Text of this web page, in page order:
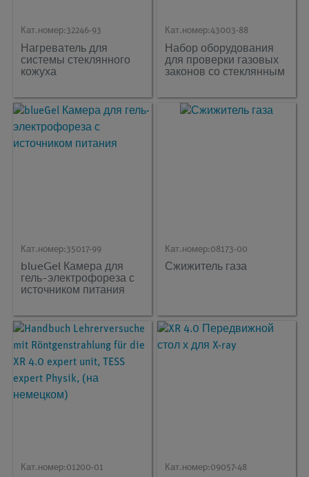
Кат.номер:32246-93
Нагреватель для
системы стеклянного
кожуха
Кат.номер:43003-88
Набор оборудования
для проверки газовых
законов со стеклянным
Кат.номер:35017-99
blueGel Камера для
гель-электрофореза с
источником питания
Кат.номер:08173-00
Сжижитель газа
Кат.номер:01200-01 Кат.номер:09057-48